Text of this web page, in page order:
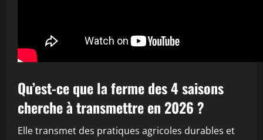
Qu’est-ce que la ferme des 4 saisons
cherche à transmettre en 2026 ?
Elle transmet des pratiques agricoles durables et